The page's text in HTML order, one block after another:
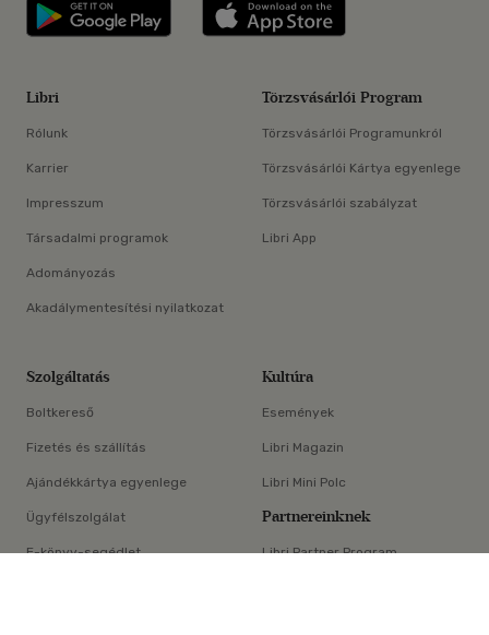
×
Libri applikáció Szerezd meg: Google
Libri
Rólunk
Karrier
Impresszum
Társadalmi programok
Adományozás
Akadálymentesítési nyilatkozat
Törzsvásárlói Program
Törzsvásárlói Programunkról
Törzsvásárlói Kártya egyenlege
Törzsvásárlói szabályzat
Libri App
Szolgáltatás
Boltkereső
Fizetés és szállítás
Ajándékkártya egyenlege
Ügyfélszolgálat
E-könyv-segédlet
Kultúra
Események
Libri Magazin
Libri Mini Polc
Partnereinknek
Libri Partner Program